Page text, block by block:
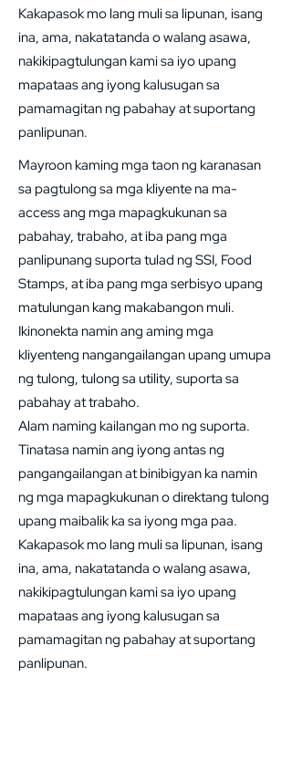
Kakapasok mo lang muli sa lipunan, isang
ina, ama, nakatatanda o walang asawa,
nakikipagtulungan kami sa iyo upang
mapataas ang iyong kalusugan sa
pamamagitan ng pabahay at suportang
panlipunan.
Mayroon kaming mga taon ng karanasan
sa pagtulong sa mga kliyente na ma-
access ang mga mapagkukunan sa
pabahay, trabaho, at iba pang mga
panlipunang suporta tulad ng SSI, Food
Stamps, at iba pang mga serbisyo upang
matulungan kang makabangon muli.
Ikinonekta namin ang aming mga
kliyenteng nangangailangan upang umupa
ng tulong, tulong sa utility, suporta sa
pabahay at trabaho.
Alam naming kailangan mo ng suporta.
Tinatasa namin ang iyong antas ng
pangangailangan at binibigyan ka namin
ng mga mapagkukunan o direktang tulong
upang maibalik ka sa iyong mga paa.
Kakapasok mo lang muli sa lipunan, isang
ina, ama, nakatatanda o walang asawa,
nakikipagtulungan kami sa iyo upang
mapataas ang iyong kalusugan sa
pamamagitan ng pabahay at suportang
panlipunan.